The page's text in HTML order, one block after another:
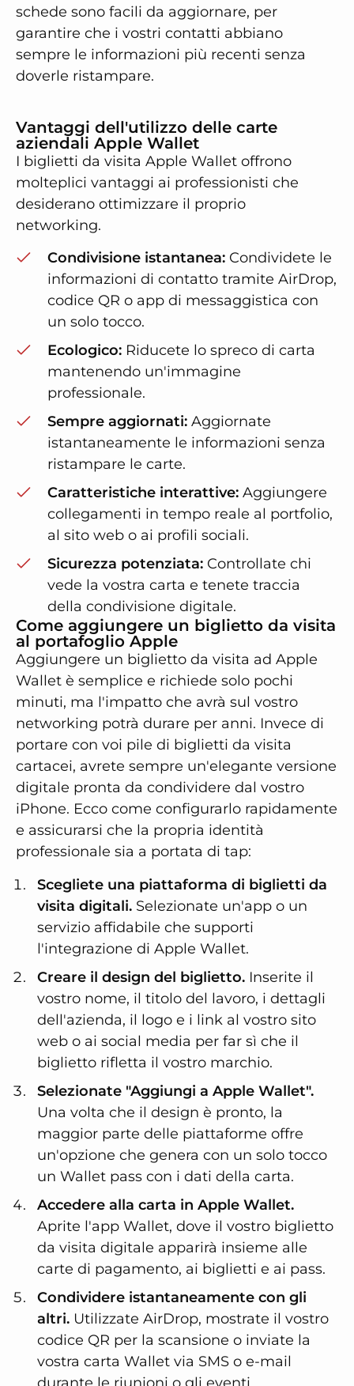
schede sono facili da aggiornare, per
garantire che i vostri contatti abbiano
sempre le informazioni più recenti senza
doverle ristampare.
Vantaggi dell'utilizzo delle carte
aziendali Apple Wallet
I biglietti da visita Apple Wallet offrono
molteplici vantaggi ai professionisti che
desiderano ottimizzare il proprio
networking.
Condivisione istantanea:Condividete le
informazioni di contatto tramite AirDrop,
codice QR o app di messaggistica con
un solo tocco.
Ecologico:Riducete lo spreco di carta
mantenendo un'immagine
professionale.
Sempre aggiornati:Aggiornate
istantaneamente le informazioni senza
ristampare le carte.
Caratteristiche interattive:Aggiungere
collegamenti in tempo reale al portfolio,
al sito web o ai profili sociali.
Sicurezza potenziata:Controllate chi
vede la vostra carta e tenete traccia
della condivisione digitale.
Come aggiungere un biglietto da visita
al portafoglio Apple
Aggiungere un biglietto da visita ad Apple
Wallet è semplice e richiede solo pochi
minuti, ma l'impatto che avrà sul vostro
networking potrà durare per anni. Invece di
portare con voi pile di biglietti da visita
cartacei, avrete sempre un'elegante versione
digitale pronta da condividere dal vostro
iPhone. Ecco come configurarlo rapidamente
e assicurarsi che la propria identità
professionale sia a portata di tap:
Scegliete una piattaforma di biglietti da
visita digitali. Selezionate un'app o un
servizio affidabile che supporti
l'integrazione di Apple Wallet.
Creare il design del biglietto. Inserite il
vostro nome, il titolo del lavoro, i dettagli
dell'azienda, il logo e i link al vostro sito
web o ai social media per far sì che il
biglietto rifletta il vostro marchio.
Selezionate "Aggiungi a Apple Wallet".
Una volta che il design è pronto, la
maggior parte delle piattaforme offre
un'opzione che genera con un solo tocco
un Wallet pass con i dati della carta.
Accedere alla carta in Apple Wallet.
Aprite l'app Wallet, dove il vostro biglietto
da visita digitale apparirà insieme alle
carte di pagamento, ai biglietti e ai pass.
Condividere istantaneamente con gli
altri. Utilizzate AirDrop, mostrate il vostro
codice QR per la scansione o inviate la
vostra carta Wallet via SMS o e-mail